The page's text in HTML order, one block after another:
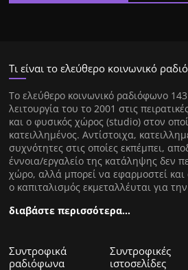
Τι είναι το ελεύθερο κοινωνικό
Tο ελεύθερο κοινωνικό ραδιόφωνο
λειτουργία του το 2001 στις
και ο φυσικός χώρος (studio) στον
κατειλλημένος. Αντίστοιχα,
συχνότητες στις οποίες εκπέμπει,
έννοια/εργαλείο της κατάληψης δεν
χώρο, αλλά μπορεί να εφαρμοστεί
ο καπιταλισμός εκμεταλλέυται για
διαβάστε περισσότερα…
Συντροφικά
ραδιόφωνα
Συντροφικές
ιστοσελίδες